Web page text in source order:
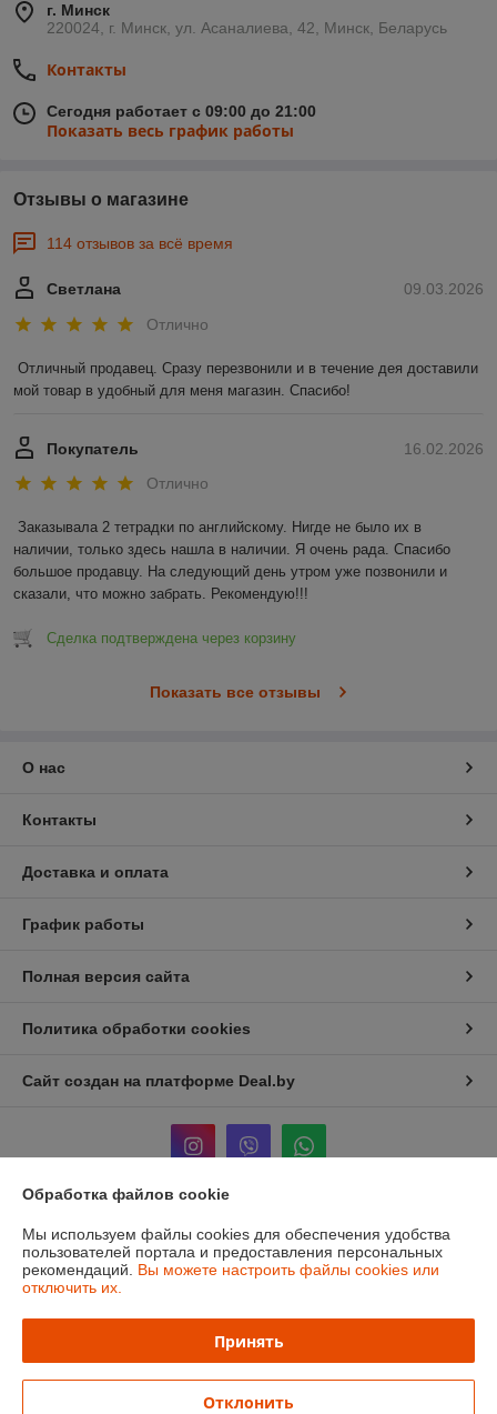
г. Минск
220024, г. Минск, ул. Асаналиева, 42, Минск, Беларусь
Контакты
Сегодня работает с 09:00 до 21:00
Показать весь график работы
Отзывы о магазине
114 отзывов за всё время
09.03.2026
Светлана
Отлично
Отличный продавец. Сразу перезвонили и в течение дея доставили
мой товар в удобный для меня магазин. Спасибо!
16.02.2026
Покупатель
Отлично
Заказывала 2 тетрадки по английскому. Нигде не было их в
наличии, только здесь нашла в наличии. Я очень рада. Спасибо
большое продавцу. На следующий день утром уже позвонили и
сказали, что можно забрать. Рекомендую!!!
Сделка подтверждена через корзину
Показать все отзывы
О нас
Контакты
Доставка и оплата
График работы
Полная версия сайта
Политика обработки cookies
Сайт создан на платформе Deal.by
Информация для покупателя
Юридическое лицо:ЧТУП «Мечты Киры»
220024, г. Минск, ул. Асаналиева, д.42
Регистрационный номер ЕГР: 191512959
Регистрационный орган: Минский городской исполнительный комитет
Обработка файлов cookie
Мы используем файлы cookies для обеспечения удобства
пользователей портала и предоставления персональных
рекомендаций. Вы можете настроить файлы cookies или
отключить их.
Принять
Отклонить